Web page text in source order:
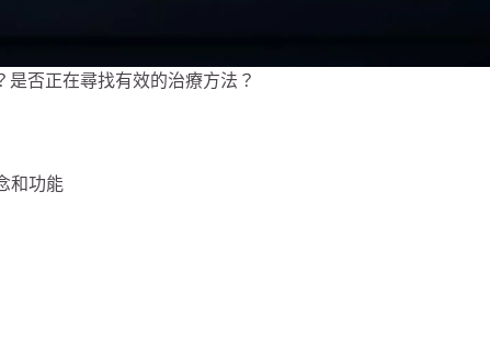
否正在尋找有效的治療方法？
和功能